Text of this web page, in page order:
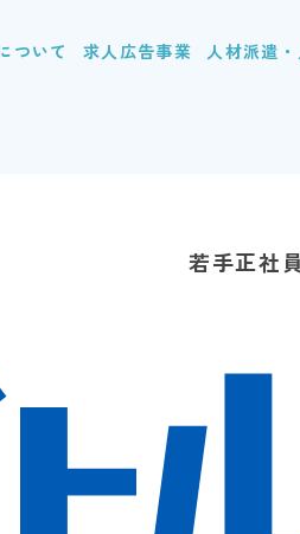
ついて 求人広告事業 人材派遣
若手正社